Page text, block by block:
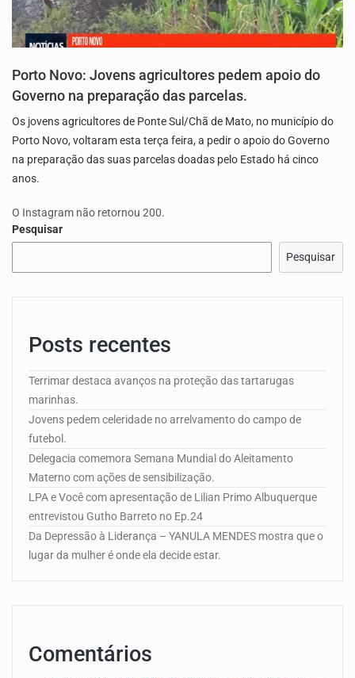
Porto Novo: Jovens agricultores pedem apoio do
Governo na preparação das parcelas.
Os jovens agricultores de Ponte Sul/Chã de Mato, no município do
Porto Novo, voltaram esta terça feira, a pedir o apoio do Governo
na preparação das suas parcelas doadas pelo Estado há cinco
anos.
O Instagram não retornou 200.
Pesquisar
Pesquisar
Posts recentes
Terrimar destaca avanços na proteção das tartarugas
marinhas.
Jovens pedem celeridade no arrelvamento do campo de
futebol.
Delegacia comemora Semana Mundial do Aleitamento
Materno com ações de sensibilização.
LPA e Você com apresentação de Lilian Primo Albuquerque
entrevistou Gutho Barreto no Ep.24
Da Depressão à Liderança – YANULA MENDES mostra que o
lugar da mulher é onde ela decide estar.
Comentários